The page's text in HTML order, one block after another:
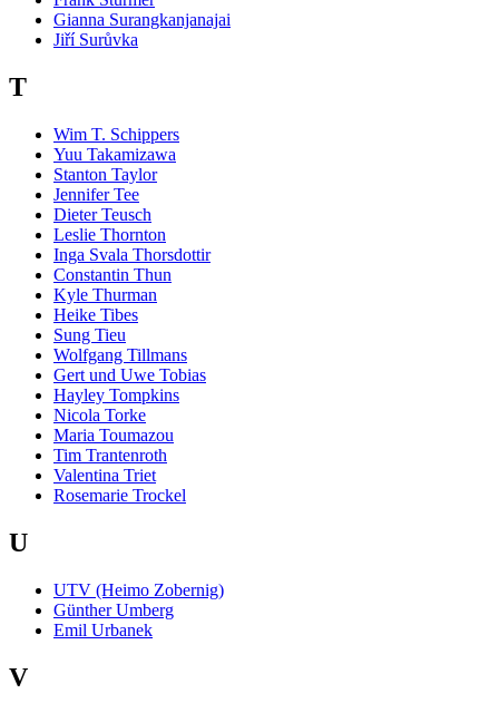
Gianna Surangkanjanajai
Jiří Surůvka
T
Wim T. Schippers
Yuu Takamizawa
Stanton Taylor
Jennifer Tee
Dieter Teusch
Leslie Thornton
Inga Svala Thorsdottir
Constantin Thun
Kyle Thurman
Heike Tibes
Sung Tieu
Wolfgang Tillmans
Gert und Uwe Tobias
Hayley Tompkins
Nicola Torke
Maria Toumazou
Tim Trantenroth
Valentina Triet
Rosemarie Trockel
U
UTV (Heimo Zobernig)
Günther Umberg
Emil Urbanek
V